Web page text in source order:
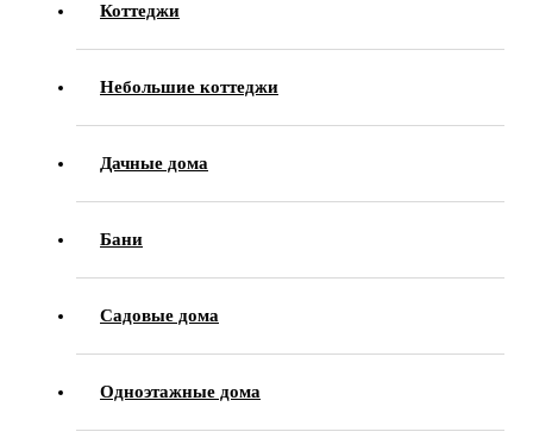
Коттеджи
Небольшие коттеджи
Дачные дома
Бани
Садовые дома
Одноэтажные дома